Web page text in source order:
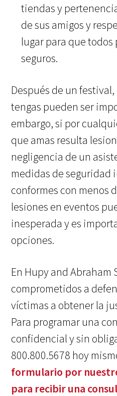
tiendas y
de sus amigos y
lugar para que
seguros.
Después de un
tengas pueden ser
embargo, si por
que amas resulta
negligencia de un
medidas de seguridad
conformes con menos
lesiones en eventos
inesperada y es
opciones.
En Hupy and Abraham
comprometidos a
víctimas a obtener la
Para programar una
confidencial y sin
800.800.5678 hoy
formulario por
para recibir una